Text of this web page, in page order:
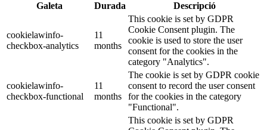
Galeta
Durada Descripció
cookielawinfo-
checkbox-analytics
11
months
This cookie is set by GDPR
Cookie Consent plugin. The
cookie is used to store the user
consent for the cookies in the
category "Analytics".
cookielawinfo-
checkbox-functional
11
months
The cookie is set by GDPR cookie
consent to record the user consent
for the cookies in the category
"Functional".
This cookie is set by GDPR